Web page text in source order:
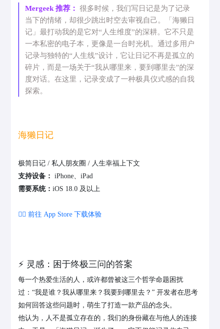
Mergeek 推荐：
很多时候，我们写日记是为了记录
当下的情绪，却很少跳出时空去审视自己。「海獭日
记」最打动我的是它对“人生维度”的深耕。它不只是
一本私密的电子本，更像是一台时光机。通过多用户
记录与独特的“人生线”设计，它让日记不再是孤立的
碎片，而是一场关于“我从哪里来，要到哪里去”的深
度对话。在这里，记录变成了一种极具仪式感的自我
探索。
海獭日记
极简日记 / 私人朋友圈 / 人生幸福上下文
支持设备： iPhone、iPad
需要系统：iOS 18.0 及以上
👉🏻 前往 App Store 下载体验
⚡️ 灵感：困于终极三问的答案
每一个热爱生活的人，或许都曾被这三个哲学命题困扰
过：“我是谁？我从哪里来？我要到哪里去？” 开发者在思考
如何回答这些问题时，萌生了打造一款产品的念头。
他认为，人不是孤立存在的，我们的身份藏在与他人的连接